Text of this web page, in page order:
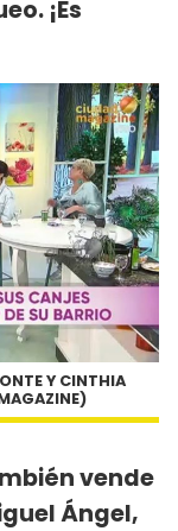
¡Es
Y CINTHIA
vende
Ángel,